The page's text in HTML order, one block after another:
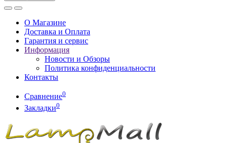
О Магазине
Доставка и Оплата
Гарантия и сервис
Информация
Новости и Обзоры
Политика конфиденциальности
Контакты
Сравнение0
Закладки0